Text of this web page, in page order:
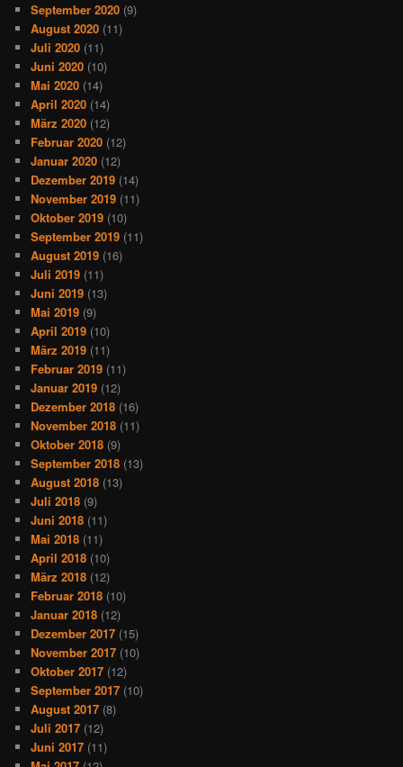
September 2020 (9)
August 2020 (11)
Juli 2020 (11)
Juni 2020 (10)
Mai 2020 (14)
April 2020 (14)
März 2020 (12)
Februar 2020 (12)
Januar 2020 (12)
Dezember 2019 (14)
November 2019 (11)
Oktober 2019 (10)
September 2019 (11)
August 2019 (16)
Juli 2019 (11)
Juni 2019 (13)
Mai 2019 (9)
April 2019 (10)
März 2019 (11)
Februar 2019 (11)
Januar 2019 (12)
Dezember 2018 (16)
November 2018 (11)
Oktober 2018 (9)
September 2018 (13)
August 2018 (13)
Juli 2018 (9)
Juni 2018 (11)
Mai 2018 (11)
April 2018 (10)
März 2018 (12)
Februar 2018 (10)
Januar 2018 (12)
Dezember 2017 (15)
November 2017 (10)
Oktober 2017 (12)
September 2017 (10)
August 2017 (8)
Juli 2017 (12)
Juni 2017 (11)